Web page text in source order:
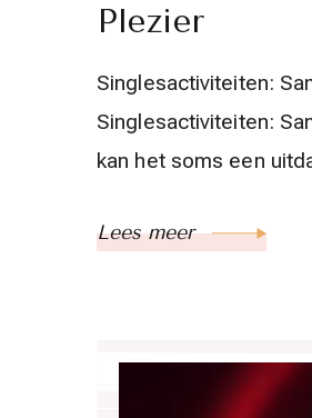
Plezier
Singlesactiviteiten:
Singlesactiviteiten:
kan het soms een
Lees meer